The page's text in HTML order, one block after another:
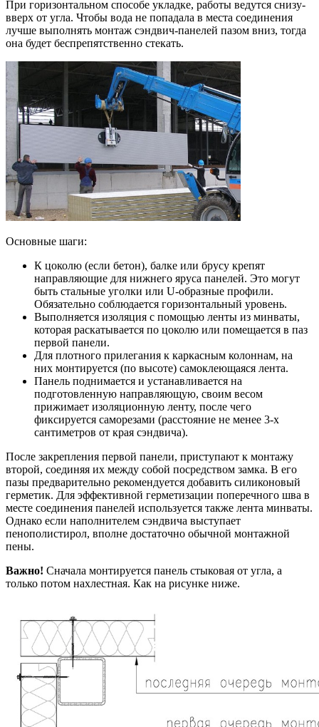
При горизонтальном способе укладке, работы ведутся снизу-
вверх от угла. Чтобы вода не попадала в места соединения
лучше выполнять монтаж сэндвич-панелей пазом вниз, тогда
она будет беспрепятственно стекать.
Основные шаги:
К цоколю (если бетон), балке или брусу крепят
направляющие для нижнего яруса панелей. Это могут
быть стальные уголки или U-образные профили.
Обязательно соблюдается горизонтальный уровень.
Выполняется изоляция с помощью ленты из минваты,
которая раскатывается по цоколю или помещается в паз
первой панели.
Для плотного прилегания к каркасным колоннам, на
них монтируется (по высоте) самоклеющаяся лента.
Панель поднимается и устанавливается на
подготовленную направляющую, своим весом
прижимает изоляционную ленту, после чего
фиксируется саморезами (расстояние не менее 3-х
сантиметров от края сэндвича).
После закрепления первой панели, приступают к монтажу
второй, соединяя их между собой посредством замка. В его
пазы предварительно рекомендуется добавить силиконовый
герметик. Для эффективной герметизации поперечного шва в
месте соединения панелей используется также лента минваты.
Однако если наполнителем сэндвича выступает
пенополистирол, вполне достаточно обычной монтажной
пены.
Важно! Сначала монтируется панель стыковая от угла, а
только потом нахлестная. Как на рисунке ниже.